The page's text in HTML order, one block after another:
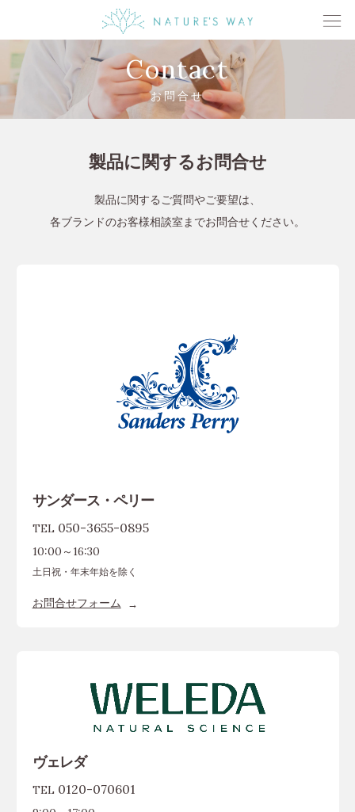
Contact
お問合せ
製品に関するお問合せ
製品に関するご質問やご要望は、
各ブランドのお客様相談室までお問合せください。
サンダース・ペリー
TEL 050-3655-0895
10:00～16:30
土日祝・年末年始を除く
お問合せフォーム
ヴェレダ
TEL 0120-070601